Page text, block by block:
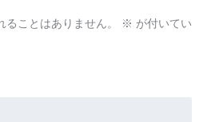
ことはありません。 ※ が付いてい